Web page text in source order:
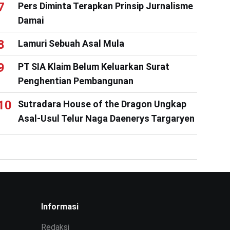
Pers Diminta Terapkan Prinsip Jurnalisme
Damai
Lamuri Sebuah Asal Mula
PT SIA Klaim Belum Keluarkan Surat
Penghentian Pembangunan
Sutradara House of the Dragon Ungkap
Asal-Usul Telur Naga Daenerys Targaryen
Informasi
Redaksi